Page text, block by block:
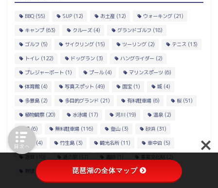
BBQ (55) SUP (12) お土産 (12) ウォーキング (21)
キャンプ (63) クルーズ (4) グランドゴルフ (18)
ゴルフ (5) サイクリング (15) ツーリング (2) テニス (13)
トイレ (122) ドッグラン (3) ハングライダー (2)
プレジャーボート (1) プール(4) マリンスポーツ (6)
体育館 (4) 写真スポット (49) 国宝 (1) 城 (4)
多景島 (2) 多目的グランド (21) 有料駐車場 (6) 桜 (51)
植物観察 (20) 水泳場 (17) 河川 (19) 温泉 (2)
港(6) 無料駐車場 (116) 登山 (3) 砂浜 (31)
(4) 竹生島 (3) 観光名所 (11) 車中泊 (5)
遊具 (10) 道の駅 遺跡 重要文化財
野球 (3) 野鳥観察(14) 釣り(116)
琵琶湖の全体マップ
目次へ